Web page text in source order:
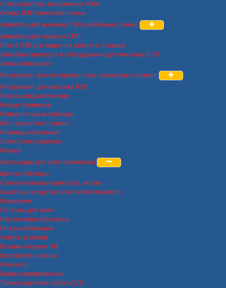
Стабилизаторы напряжения Volter
Опоры ЛЭП железобетонные
Арматура для монтажа ЛЭП и кабельных линий
Арматура для подвеса СИП
Плита ПЗК для закрытия кабеля в траншее
Линейная арматура и оборудование для монтажа ЛЭП
Лента сигнальная
Инструмент для электромонтажа / электроинструмент
Инструмент для монтажа ЛЭП
Прессы гидравлические
Клещи обжимные
Измерительные приборы
Монтажный инструмент
Ножницы кабельные
Электроинструменты
Фонари
Аксессуары для электромонтажа
Крепеж / Метизы
Светосигнальная арматура, кнопки
Защитные средства электробезопасности
Клеммники
Патроны для ламп
Наконечники кабельные
Гильзы кабельные
Хомуты (стяжки)
Вставки плавкие ПН
Коробки монтажные
Изолента
Бирки маркировочные
Термоусадочная трубка (ТуТ)